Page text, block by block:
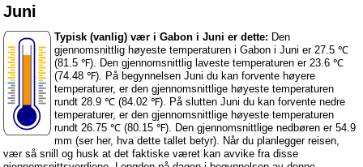
Juni
Typisk (vanlig) vær i Gabon i Juni er dette: Den
gjennomsnittlig høyeste temperaturen i Gabon i Juni er 27.5 ℃
(81.5 ℉). Den gjennomsnittlig laveste temperaturen er 23.6 ℃
(74.48 ℉). På begynnelsen Juni du kan forvente høyere
temperaturer, er den gjennomsnittlige høyeste temperaturen
rundt 28.9 ℃ (84.02 ℉). På slutten Juni du kan forvente nedre
temperaturer, er den gjennomsnittlige høyeste temperaturen
rundt 26.75 ℃ (80.15 ℉). Den gjennomsnittlige nedbøren er 54.9
mm (ser her, hva dette tallet betyr). Når du planlegger reisen,
vær så snill og husk at det faktiske været kan avvike fra disse